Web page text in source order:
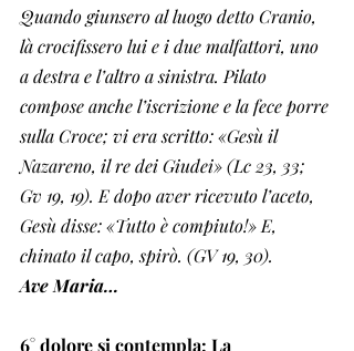
Quando giunsero al luogo detto Cranio,
là crocifissero lui e i due malfattori, uno
a destra e l’altro a sinistra. Pilato
compose anche l’iscrizione e la fece porre
sulla Croce; vi era scritto: «Gesù il
Nazareno, il re dei Giudei» (Lc 23, 33;
Gv 19, 19). E dopo aver ricevuto l’aceto,
Gesù disse: «Tutto è compiuto!» E,
chinato il capo, spirò. (GV 19, 30).
Ave Maria…
6° dolore si contempla: La